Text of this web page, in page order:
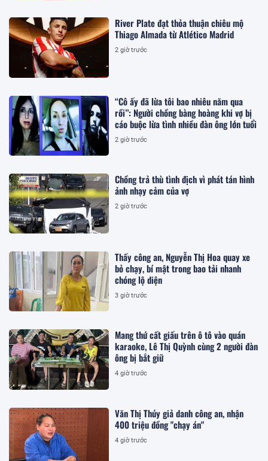
River Plate đạt thỏa thuận chiêu mộ
Thiago Almada từ Atlético Madrid
2 giờ trước
“Cô ấy đã lừa tôi bao nhiêu năm qua
rồi”: Người chồng bàng hoàng khi vợ bị
cáo buộc lừa tình nhiều đàn ông lớn tuổi
2 giờ trước
Chồng trả thù tình địch vì phát tán hình
ảnh nhạy cảm của vợ
2 giờ trước
Thấy công an, Nguyễn Thị Hoa quay xe
bỏ chạy, bí mật trong bao tải nhanh
chóng lộ diện
3 giờ trước
Mang thứ cất giấu trên ô tô vào quán
karaoke, Lê Thị Quỳnh cùng 2 người đàn
ông bị bắt giữ
4 giờ trước
Văn Thị Thúy giả danh công an, nhận
400 triệu đồng "chạy án"
4 giờ trước